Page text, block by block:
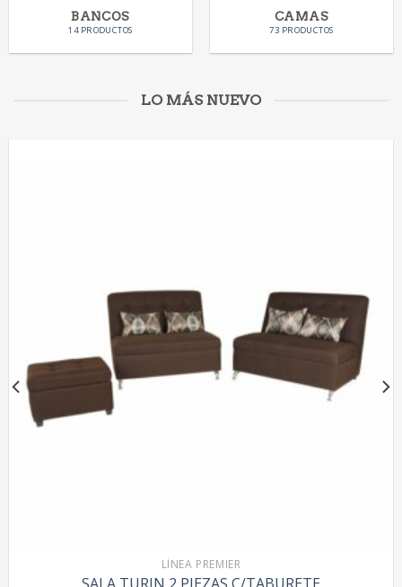
BANCOS
14 PRODUCTOS
CAMAS
73 PRODUCTOS
LO MÁS NUEVO
LÍNEA PREMIER